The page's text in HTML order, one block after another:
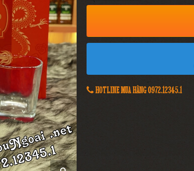
HOTLINE MUA HÀNG 0972.12345.1